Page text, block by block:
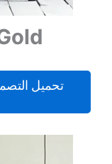
تحميل